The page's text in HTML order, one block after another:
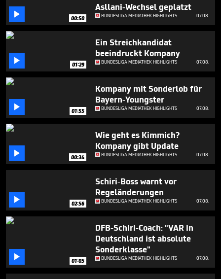
1
minute,
44 00:50
Asllani-Wechsel geplatzt
BUNDESLIGA MEDIATHEK HIGHLIGHTS 07.08.
 01:29
Ein Streichkandidat
beeindruckt Kompany
BUNDESLIGA MEDIATHEK HIGHLIGHTS 07.08.
 01:55
Kompany mit Sonderlob für
Bayern-Youngster
BUNDESLIGA MEDIATHEK HIGHLIGHTS 07.08.
 00:34
Wie geht es Kimmich?
Kompany gibt Update
BUNDESLIGA MEDIATHEK HIGHLIGHTS 07.08.
 02:56
Schiri-Boss warnt vor
Regeländerungen
BUNDESLIGA MEDIATHEK HIGHLIGHTS 07.08.
 01:05
DFB-Schiri-Coach: "VAR in
Deutschland ist absolute
Sonderklasse"
BUNDESLIGA MEDIATHEK HIGHLIGHTS 07.08.